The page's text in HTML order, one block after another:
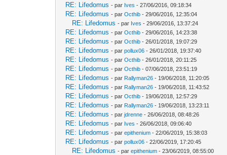
RE: Lifedomus - par Ives - 27/06/2016, 09:18:34
RE: Lifedomus - parOcthib - 29/06/2016, 12:35:04
RE: Lifedomus - par Ives - 29/06/2016, 13:37:24
RE: Lifedomus - parOcthib - 29/06/2016, 14:23:38
RE: Lifedomus - parOcthib - 26/01/2018, 19:07:29
RE: Lifedomus - parpollux06 - 26/01/2018, 19:37:40
RE: Lifedomus - parOcthib - 26/01/2018, 20:11:25
RE: Lifedomus - parOcthib - 07/06/2018, 23:51:19
RE: Lifedomus - par Rallyman26 - 19/06/2018, 11:20:05
RE: Lifedomus - par Rallyman26 - 19/06/2018, 11:43:52
RE: Lifedomus - parOcthib - 19/06/2018, 12:57:29
RE: Lifedomus - par Rallyman26 - 19/06/2018, 13:23:11
RE: Lifedomus - parjdrenne - 26/06/2018, 08:48:26
RE: Lifedomus - par Ives - 26/06/2018, 09:06:40
RE: Lifedomus - parepithenium - 22/06/2019, 15:38:03
RE: Lifedomus - parpollux06 - 22/06/2019, 17:20:45
RE: Lifedomus - parepithenium - 23/06/2019, 08:55:00